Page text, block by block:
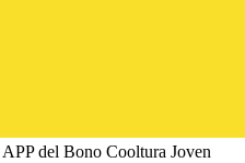
APP del Bono Cooltura Joven